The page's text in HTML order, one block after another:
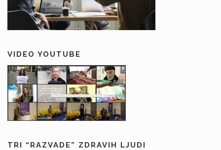
VIDEO YOUTUBE
TRI “RAZVADE” ZDRAVIH LJUDI